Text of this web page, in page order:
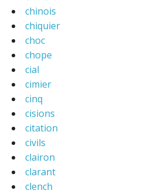
chinois
chiquier
choc
chope
cial
cimier
cinq
cisions
citation
civils
clairon
clarant
clench